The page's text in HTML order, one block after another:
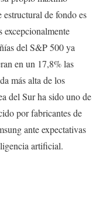
de fondo es
excepcionalmente
del S&P 500 ya
en un 17,8% las
más alta de los
del Sur ha sido uno de
por fabricantes de
ante expectativas
artificial.